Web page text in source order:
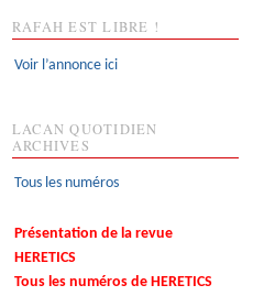
RAFAH EST LIBRE !
Voir l’annonce ici
LACAN QUOTIDIEN
ARCHIVES
Tous les numéros
Présentation de la revue
HERETICS
Tous les numéros de HERETICS